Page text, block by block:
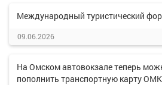
Международный туристический
09.06.2026
На Омском автовокзале теперь
пополнить транспортную карту